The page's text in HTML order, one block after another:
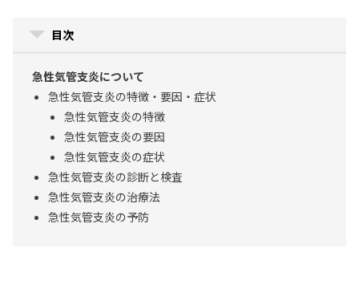
目次
急性気管支炎について
急性気管支炎の特徴・要因・症状
急性気管支炎の特徴
急性気管支炎の要因
急性気管支炎の症状
急性気管支炎の診断と検査
急性気管支炎の治療法
急性気管支炎の予防